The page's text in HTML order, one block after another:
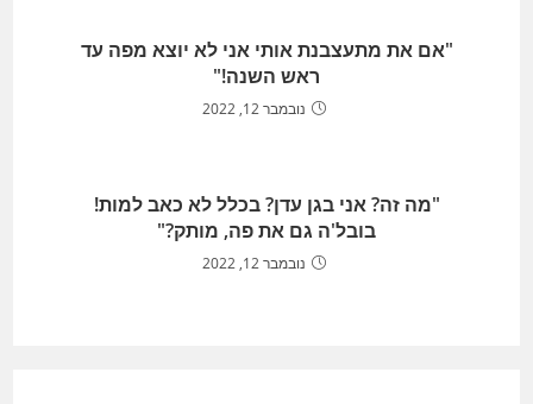
"אם את מתעצבנת אותי אני לא יוצא מפה עד
ראש השנה!"
נובמבר 12, 2022
"מה זה? אני בגן עדן? בכלל לא כאב למות!
בובל'ה גם את פה, מותק?"
נובמבר 12, 2022